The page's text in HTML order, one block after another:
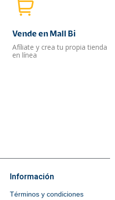
Vende en Mall Bi
Afíliate y crea tu propia tienda
en línea
Información
Términos y condiciones